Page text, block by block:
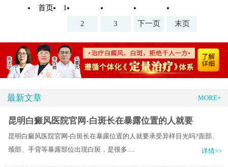
首页
1
2
3 下一页 末页
最新文章 MORE+
昆明白癜风医院官网-白斑长在暴露位置的人就要
昆明白癜风医院官网-白斑长在暴露位置的人就要承受异样目光吗?面部、
颈部、手背等暴露部位出现白斑，是很多.....
详情>>